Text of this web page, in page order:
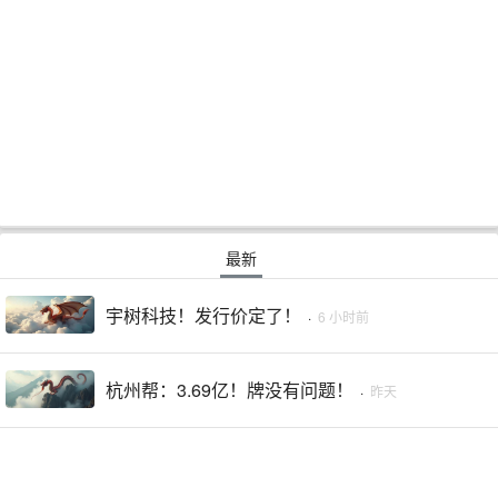
最新
宇树科技！发行价定了！ · 6 小时前
杭州帮：3.69亿！牌没有问题！ · 昨天